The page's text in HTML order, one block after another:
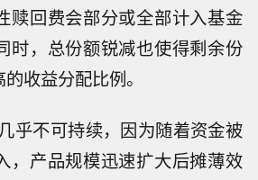
赎回费会部分或全部计入基金
时，总份额锐减也使得剩余份
收益分配比例。
乎不可持续，因为随着资金被
，产品规模迅速扩大后摊薄效